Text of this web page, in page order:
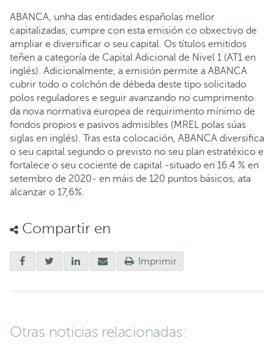
ABANCA, unha das entidades españolas mellor
capitalizadas, cumpre con esta emisión co obxectivo de
ampliar e diversificar o seu capital. Os títulos emitidos
teñen a categoría de Capital Adicional de Nivel 1 (AT1 en
inglés). Adicionalmente, a emisión permite a ABANCA
cubrir todo o colchón de débeda deste tipo solicitado
polos reguladores e seguir avanzando no cumprimento
da nova normativa europea de requirimento mínimo de
fondos propios e pasivos admisibles (MREL polas súas
siglas en inglés). Tras esta colocación, ABANCA diversifica
o seu capital segundo o previsto no seu plan estratéxico e
fortalece o seu cociente de capital -situado en 16.4 % en
setembro de 2020- en máis de 120 puntos básicos, ata
alcanzar o 17,6%.
Compartir en
Imprimir
Otras noticias relacionadas: